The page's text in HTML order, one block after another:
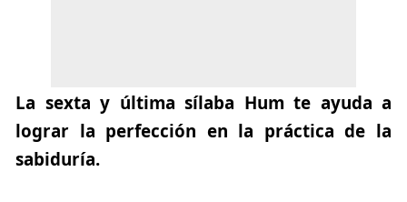
La sexta y última sílaba Hum te ayuda a
lograr la perfección en la práctica de la
sabiduría.